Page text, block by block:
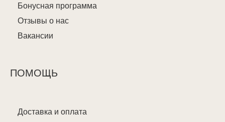
Бонусная программа
Отзывы о нас
Вакансии
ПОМОЩЬ
Доставка и оплата